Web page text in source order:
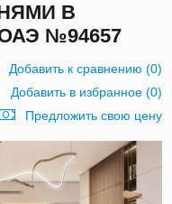
В
№94657
Добавить к сравнению (0)
Добавить в избранное(0)
Предложить свою цену